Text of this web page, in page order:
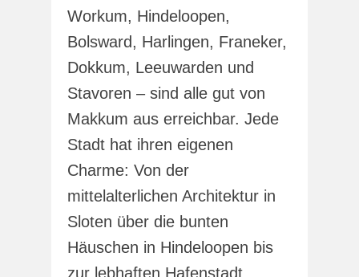
Workum, Hindeloopen,
Bolsward, Harlingen, Franeker,
Dokkum, Leeuwarden und
Stavoren – sind alle gut von
Makkum aus erreichbar. Jede
Stadt hat ihren eigenen
Charme: Von der
mittelalterlichen Architektur in
Sloten über die bunten
Häuschen in Hindeloopen bis
zur lebhaften Hafenstadt